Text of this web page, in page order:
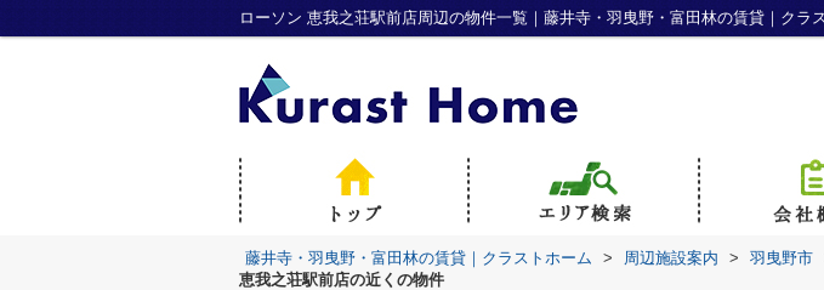
ローソン 恵我之荘駅前店周辺の物件一覧｜藤井寺・羽曳野・富田林の賃貸｜クラ
藤井寺・羽曳野・富田林の賃貸｜クラストホーム > 周辺施設案内 > 羽曳野市
恵我之荘駅前店の近くの物件